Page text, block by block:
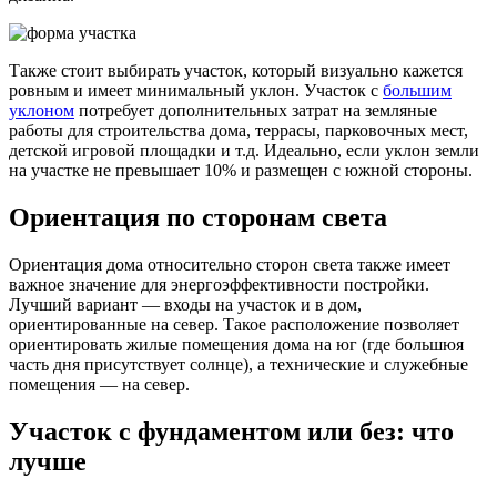
Также стоит выбирать участок, который визуально кажется
ровным и имеет минимальный уклон. Участок с большим
уклоном потребует дополнительных затрат на земляные
работы для строительства дома, террасы, парковочных мест,
детской игровой площадки и т.д. Идеально, если уклон земли
на участке не превышает 10% и размещен с южной стороны.
Ориентация по сторонам света
Ориентация дома относительно сторон света также имеет
важное значение для энергоэффективности постройки.
Лучший вариант — входы на участок и в дом,
ориентированные на север. Такое расположение позволяет
ориентировать жилые помещения дома на юг (где большюя
часть дня присутствует солнце), а технические и служебные
помещения — на север.
Участок с фундаментом или без: что
лучше